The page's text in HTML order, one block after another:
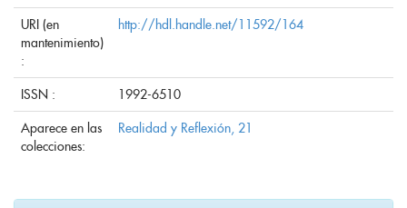
URI (en
mantenimiento)
:
http://hdl.handle.net/11592/164
ISSN : 1992-6510
Aparece en las
colecciones:
Realidad y Reflexión, 21